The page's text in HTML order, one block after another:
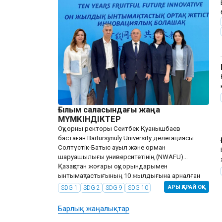
Ғылым саласындағы жаңа
МҮМКІНДІКТЕР
Оқу орны ректоры Сеитбек Қуанышбаев
бастаған Baitursynuly University делегациясы
Солтүстік-Батыс ауыл және орман
шаруашылығы университетінің (NWAFU)
Қазақстан жоғары оқу орындарымен
ынтымақтастығының 10 жылдығына арналған
мерекелік шараға...
SDG 1 SDG 2 SDG 9 SDG 10 АРЫ ҚАРАЙ ОҚУ
Барлық жаңалықтар